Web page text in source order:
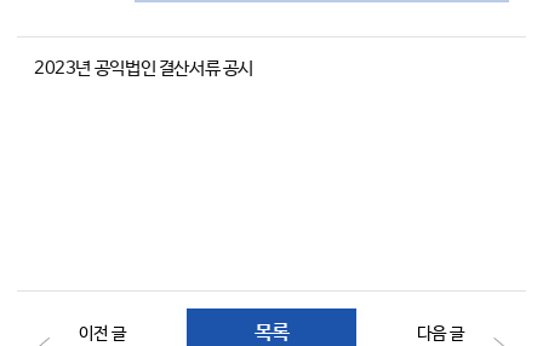
2023년 공익법인 결산서류 공시
이전 글 목록 다음 글